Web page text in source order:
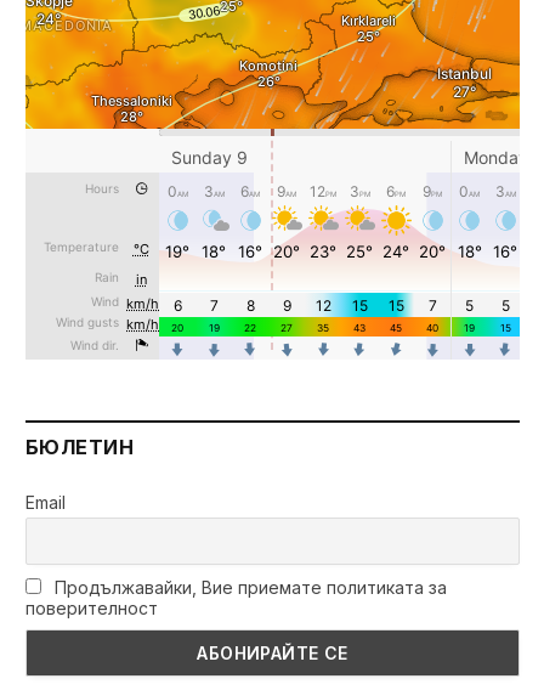
БЮЛЕТИН
Email
Продължавайки, Вие приемате политиката за
поверителност